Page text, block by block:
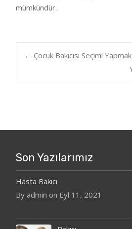
mümkündür.
Post
← Çocuk Bakıcısı Seçimi Yapmak
Son Yazılarımız
Hasta Bakıcı
By admin on Eyl 11, 2021